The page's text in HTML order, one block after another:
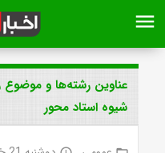
menu
عناوین رشته‌ها و موضوع
شیوه استاد محور